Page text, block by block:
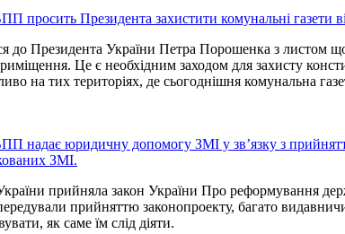
просить Президента захистити комунальні газети
до Президента України Петра Порошенка з листом
Це є необхідним заходом для захисту
на тих територіях, де сьогоднішня комунальна
надає юридичну допомогу ЗМІ у зв’язку з
ЗМІ.
прийняла закон України Про реформування
прийняттю законопроекту, багато
як саме їм слід діяти.